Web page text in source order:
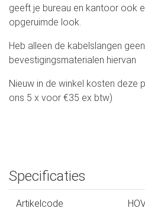
geeft je bureau en kantoor ook
opgeruimde look.
Heb alleen de kabelslangen
bevestigingsmaterialen hiervan
Nieuw in de winkel kosten deze
ons 5 x voor €35 ex btw)
Specificaties
Artikelcode